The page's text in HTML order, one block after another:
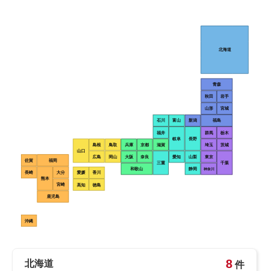
北海道
青森
秋田 岩手
山形 宮城
福島
新潟
群馬 栃木
埼玉 茨城
東京
神奈川
千葉
石川 富山
福井
岐阜
長野
愛知 山梨
静岡
三重
滋賀
京都
兵庫
奈良
大阪
和歌山
鳥取
岡山
島根
広島
山口
香川
徳島
愛媛
高知
佐賀 福岡
長崎
熊本
大分
宮崎
鹿児島
沖縄
北海道 8 件